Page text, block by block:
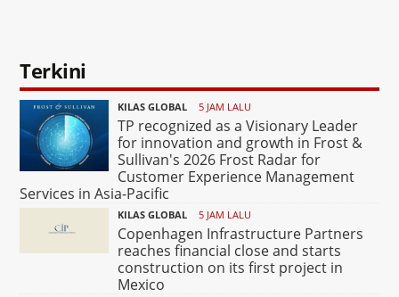
Terkini
KILAS GLOBAL 5 JAM LALU
TP recognized as a Visionary Leader
for innovation and growth in Frost &
Sullivan's 2026 Frost Radar for
Customer Experience Management
Services in Asia-Pacific
KILAS GLOBAL 5 JAM LALU
Copenhagen Infrastructure Partners
reaches financial close and starts
construction on its first project in
Mexico